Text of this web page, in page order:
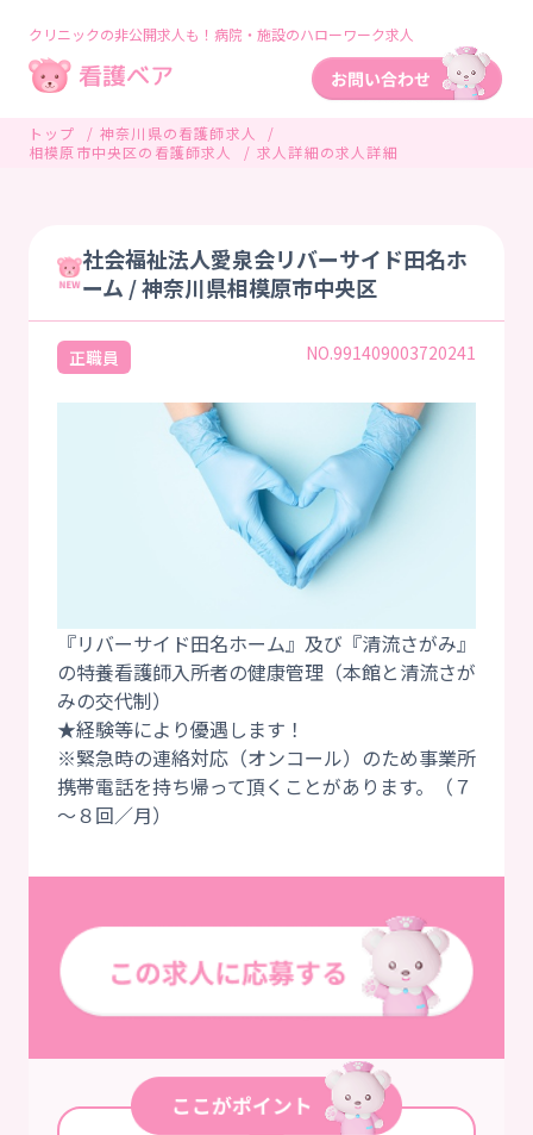
クリニックの非公開求人も！病院・施設のハローワーク求人
トップ
神奈川県の看護師求人
相模原市中央区の看護師求人
求人詳細の求人詳細
社会福祉法人愛泉会リバーサイド田名ホ
ーム / 神奈川県相模原市中央区
正職員 NO.991409003720241
『リバーサイド田名ホーム』及び『清流さがみ』
の特養看護師入所者の健康管理（本館と清流さが
みの交代制）
★経験等により優遇します！
※緊急時の連絡対応（オンコール）のため事業所
携帯電話を持ち帰って頂くことがあります。（７